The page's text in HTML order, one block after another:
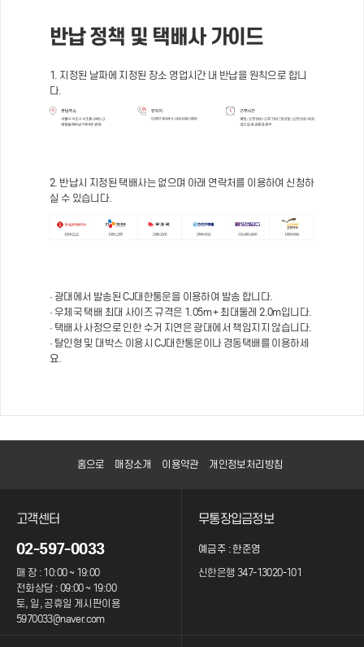
반납 정책 및 택배사 가이드
1. 지정된 날짜에 지정된 장소 영업시간 내 반납을 원칙으로 합니
다.
2. 반납시 지정된 택배사는 없으며 아래 연락처를 이용하여 신청하
실 수 있습니다.
· 광대에서 발송된 CJ대한통운을 이용하여 발송 합니다.
· 우체국 택배 최대 사이즈 규격은 1.05m + 최대둘레 2.0m입니다.
· 택배사 사정으로 인한 수거 지연은 광대에서 책임지지 않습니다.
· 탈인형 및 대박스 이용시 CJ대한통운이나 경동택배를 이용하세
요.
홈으로 매장소개 이용약관 개인정보처리방침
고객센터
02-597-0033
매 장 : 10:00 ~ 19:00
전화상담 : 09:00 ~ 19:00
토, 일, 공휴일 게시판이용
5970033@naver.com
무통장입금정보
예금주 : 한준영
신한은행 347-13020-101